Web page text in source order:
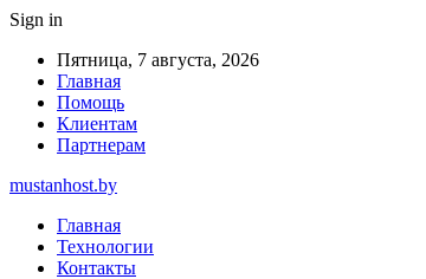
Sign in
Пятница, 7 августа, 2026
Главная
Помощь
Клиентам
Партнерам
mustanhost.by
Главная
Технологии
Контакты